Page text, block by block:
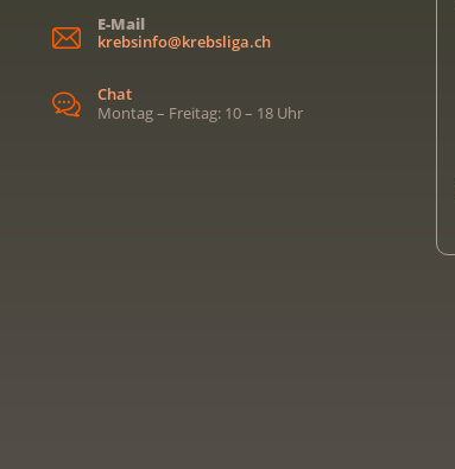
E-Mail
krebsinfo@krebsliga.ch
Chat
Montag – Freitag: 10 – 18 Uhr